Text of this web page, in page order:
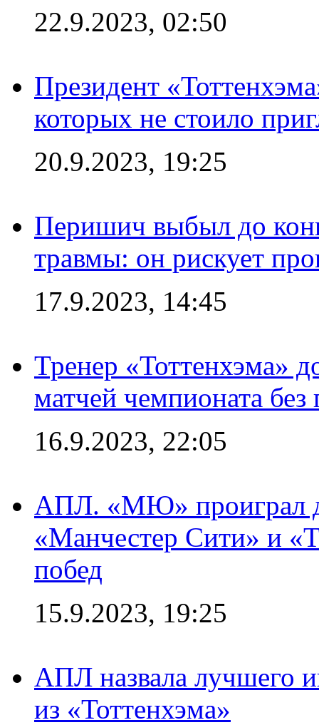
22.9.2023, 02:50
Президент
которых не стоило
20.9.2023, 19:25
Перишич выбыл до
травмы: он рискует
17.9.2023, 14:45
Тренер «Тоттенхэма»
матчей чемпионата
16.9.2023, 22:05
АПЛ. «МЮ» проиграл
«Манчестер Сити» и
побед
15.9.2023, 19:25
АПЛ назвала лучшего
из «Тоттенхэма»